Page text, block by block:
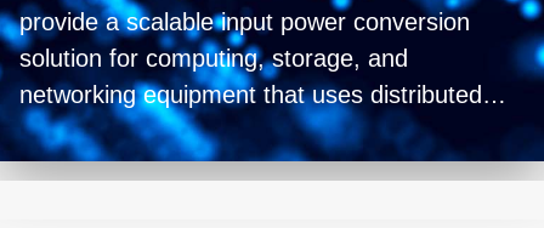
provide a scalable input power conversion
solution for computing, storage, and
networking equipment that uses distributed
power architectures (DPA) and intermediate
bus architectures (IBA). With power ratings